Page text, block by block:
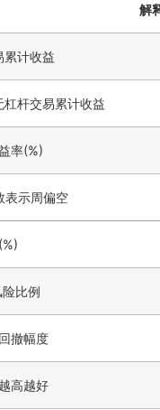
解
累计收益
杆交易累计收益
率(%)
表示周偏空
比例
撤幅度
高越好